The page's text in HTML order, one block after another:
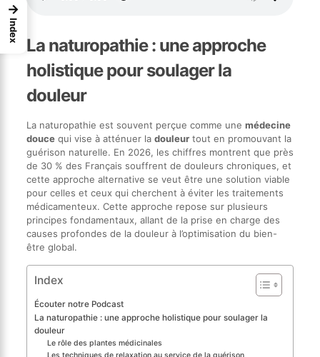
La naturopathie : une approche
holistique pour soulager la
douleur
La naturopathie est souvent perçue comme une médecine
doucequi vise à atténuer la douleurtout en promouvant la
guérison naturelle. En 2026, les chiffres montrent que près
de 30 % des Français souffrent de douleurs chroniques, et
cette approche alternative se veut être une solution viable
pour celles et ceux qui cherchent à éviter les traitements
médicamenteux. Cette approche repose sur plusieurs
principes fondamentaux, allant de la prise en charge des
causes profondes de la douleur à l’optimisation du bien-
être global.
Index
Écouter notre Podcast
La naturopathie : une approche holistique pour soulager la
douleur
Le rôle des plantes médicinales
→
Index